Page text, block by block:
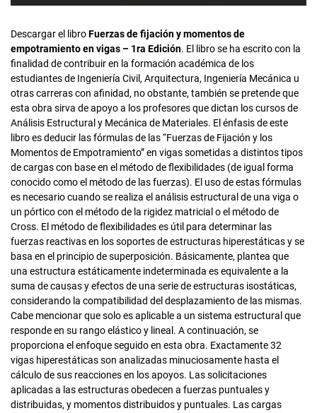
Descargar el libroFuerzas de fijación y momentos de
empotramiento en vigas – 1ra Edición. El libro se ha escrito con la
finalidad de contribuir en la formación académica de los
estudiantes de Ingeniería Civil, Arquitectura, Ingeniería Mecánica u
otras carreras con afinidad, no obstante, también se pretende que
esta obra sirva de apoyo a los profesores que dictan los cursos de
Análisis Estructural y Mecánica de Materiales. El énfasis de este
libro es deducir las fórmulas de las “Fuerzas de Fijación y los
Momentos de Empotramiento” en vigas sometidas a distintos tipos
de cargas con base en el método de flexibilidades (de igual forma
conocido como el método de las fuerzas). El uso de estas fórmulas
es necesario cuando se realiza el análisis estructural de una viga o
un pórtico con el método de la rigidez matricial o el método de
Cross. El método de flexibilidades es útil para determinar las
fuerzas reactivas en los soportes de estructuras hiperestáticas y se
basa en el principio de superposición. Básicamente, plantea que
una estructura estáticamente indeterminada es equivalente a la
suma de causas y efectos de una serie de estructuras isostáticas,
considerando la compatibilidad del desplazamiento de las mismas.
Cabe mencionar que solo es aplicable a un sistema estructural que
responde en su rango elástico y lineal. A continuación, se
proporciona el enfoque seguido en esta obra. Exactamente 32
vigas hiperestáticas son analizadas minuciosamente hasta el
cálculo de sus reacciones en los apoyos. Las solicitaciones
aplicadas a las estructuras obedecen a fuerzas puntuales y
distribuidas, y momentos distribuidos y puntuales. Las cargas